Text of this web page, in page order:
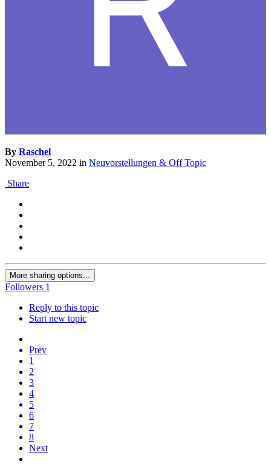
By Raschel
November 5, 2022 in Neuvorstellungen & Off Topic
Share
More sharing options...
Followers 1
Reply to this topic
Start new topic
Prev
1
2
3
4
5
6
7
8
Next